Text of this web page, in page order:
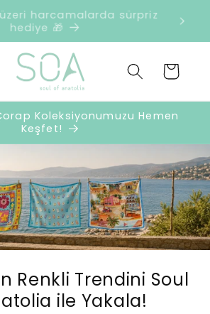
üzeri harcamalarda sürpriz
hediye 🎁
Sepet
Koleksiyonumuzu Hemen
Keşfet!
Renkli Trendini Soul
ile Yakala!